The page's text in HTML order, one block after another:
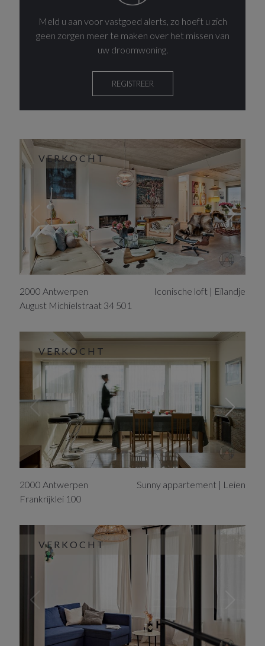
Meld u aan voor vastgoed alerts, zo hoeft u zich
geen zorgen meer te maken over het missen van
uw droomwoning.
REGISTREER
VERKOCHT
2000 Antwerpen
August Michielstraat 34 501
Iconische loft | Eilandje
VERKOCHT
2000 Antwerpen
Frankrijklei 100
Sunny appartement | Leien
VERKOCHT